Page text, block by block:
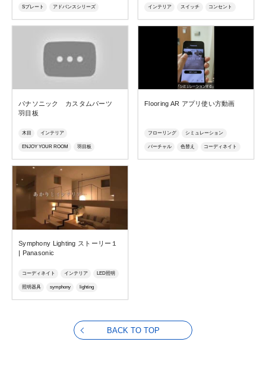
Sプレート アドバンスシリーズ
インテリアコーディネート SO-STYLE
インテリア スイッチ コンセント
インテリアコーディネート おしゃれ
アメリカンスイッチ
タンブラスイッチ レトロ
パナソニック カスタムパーツ
羽目板
木目 インテリア
ENJOY YOUR ROOM 羽目板
カフェ風キッチン 腰壁 天井
カスタムパーツ 部屋づくり
在宅勤務
Flooring AR アプリ使い方動画
フローリング シミュレーション
バーチャル 色替え コーディネイト
インテリア 内装 AR 仮想現実
Symphony Lighting ストーリー１
| Panasonic
コーディネイト インテリア LED照明
照明器具 symphony lighting
照明設計 照明デザイン
BACK TO TOP